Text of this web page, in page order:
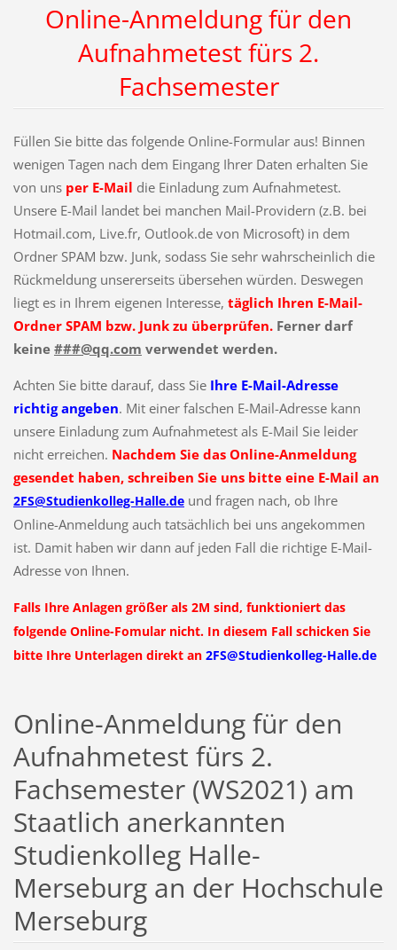
Online-Anmeldung für den
Aufnahmetest fürs 2.
Fachsemester
Füllen Sie bitte das folgende Online-Formular aus! Binnen
wenigen Tagen nach dem Eingang Ihrer Daten erhalten Sie
von uns per E-Mail die Einladung zum Aufnahmetest.
Unsere E-Mail landet bei manchen Mail-Providern (z.B. bei
Hotmail.com, Live.fr, Outlook.de von Microsoft) in dem
Ordner SPAM bzw. Junk, sodass Sie sehr wahrscheinlich die
Rückmeldung unsererseits übersehen würden. Deswegen
liegt es in Ihrem eigenen Interesse, täglich Ihren E-Mail-
Ordner SPAM bzw. Junk zu überprüfen. Ferner darf
keine ###@qq.com verwendet werden.
Achten Sie bitte darauf, dass Sie Ihre E-Mail-Adresse
richtig angeben. Mit einer falschen E-Mail-Adresse kann
unsere Einladung zum Aufnahmetest als E-Mail Sie leider
nicht erreichen. Nachdem Sie das Online-Anmeldung
gesendet haben, schreiben Sie uns bitte eine E-Mail an
2FS@Studienkolleg-Halle.deund fragen nach, ob Ihre
Online-Anmeldung auch tatsächlich bei uns angekommen
ist. Damit haben wir dann auf jeden Fall die richtige E-Mail-
Adresse von Ihnen.
Falls Ihre Anlagen größer als 2M sind, funktioniert das
folgende Online-Fomular nicht. In diesem Fall schicken Sie
bitte Ihre Unterlagen direkt an 2FS@Studienkolleg-Halle.de
Online-Anmeldung für den
Aufnahmetest fürs 2.
Fachsemester (WS2021) am
Staatlich anerkannten
Studienkolleg Halle-
Merseburg an der Hochschule
Merseburg